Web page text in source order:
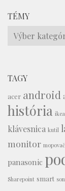
TÉMY
Témy
TAGY
acer android
história ikea
klávesnica kutil
monitor mopovač
panasonic
Sharepoint smart